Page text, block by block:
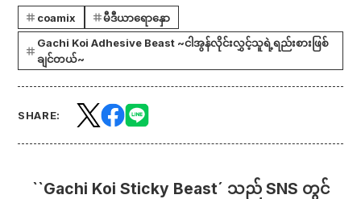
coamix
မီဒီယာရောနှော
Gachi Koi Adhesive Beast ~ငါအွန်လိုင်းလွှင့်သူရဲ့ရည်းစားဖြစ်
ချင်တယ်~
SHARE:
``Gachi Koi Sticky Beast´ သည် SNS တွင်